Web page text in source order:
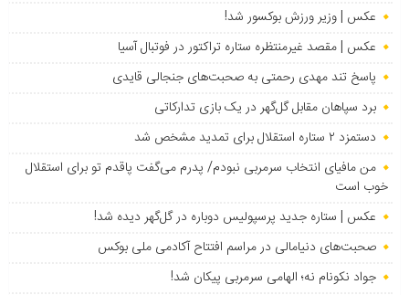
عکس | وزیر ورزش بوکسور شد!
عکس | مقصد غیرمنتظره ستاره تراکتور در فوتبال آسیا
پاسخ تند مهدی رحمتی به صحبت‌های جنجالی قایدی
برد سپاهان مقابل گل‌گهر در یک بازی تدارکاتی
دستمزد ۲ ستاره استقلال برای تمدید مشخص شد
من مافیای انتخاب سرمربی نبودم/ پدرم می‌گفت پاقدم تو برای استقلال
خوب است
عکس | ستاره جدید پرسپولیس دوباره در گل‌گهر دیده شد!
صحبت‌های دنیامالی در مراسم افتتاح آکادمی ملی بوکس
جواد نکونام نه؛ الهامی سرمربی پیکان شد!